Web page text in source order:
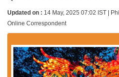
Updated on : 14 May, 2025 07:02 IST |
Online Correspondent